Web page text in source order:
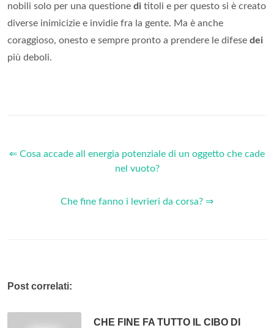
nobili solo per una questione di titoli e per questo si è creato
diverse inimicizie e invidie fra la gente. Ma è anche
coraggioso, onesto e sempre pronto a prendere le difese dei
più deboli.
⇐ Cosa accade all energia potenziale di un oggetto che cade
nel vuoto?
Che fine fanno i levrieri da corsa? ⇒
Post correlati:
CHE FINE FA TUTTO IL CIBO DI